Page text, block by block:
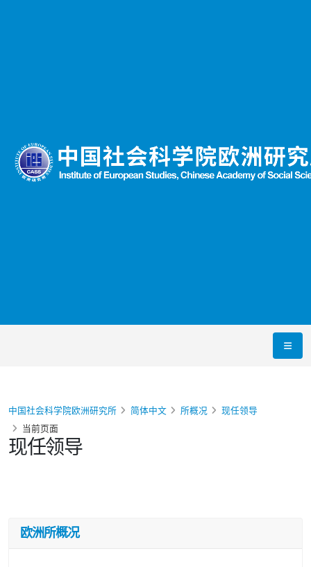
现任领导
中国社会科学院欧洲研究所 简体中文 所概况
现任领导
当前页面
欧洲所概况